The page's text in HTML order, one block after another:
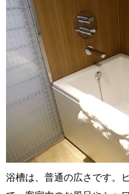
浴槽は、普通の広さです。